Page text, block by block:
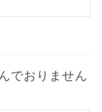
でおりません